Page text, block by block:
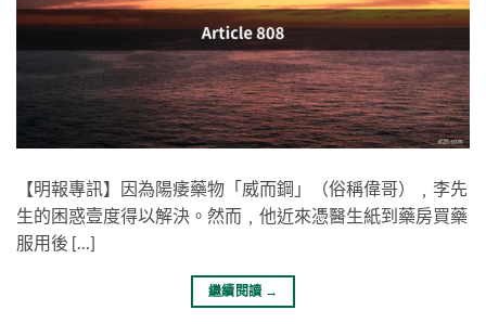
【明報專訊】因為陽痿藥物「威而鋼」（俗稱偉哥）﹐李先
生的困惑壹度得以解決。然而﹐他近來憑醫生紙到藥房買藥
服用後 […]
繼續閱讀 →